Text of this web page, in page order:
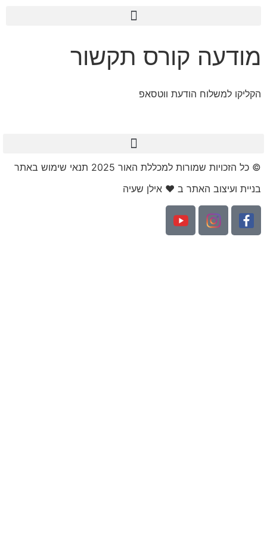
מודעה קורס תקשור
הקליקו למשלוח הודעת ווטסאפ
© כל הזכויות שמורות למכללת האור 2025 תנאי שימוש באתר​
בניית ועיצוב האתר ב ❤ אילן שעיה